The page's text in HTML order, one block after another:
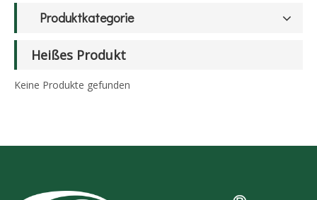
Produktkategorie
Heißes Produkt
Keine Produkte gefunden